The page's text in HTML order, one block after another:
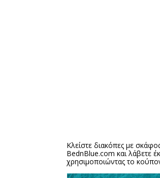
Κλείστε διακόπες με
BednBlue.com και λάβετε
χρησιμοποιώντας το